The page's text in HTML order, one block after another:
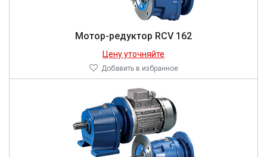
Мотор-редуктор RCV 162
Цену уточняйте
Добавить в избранное